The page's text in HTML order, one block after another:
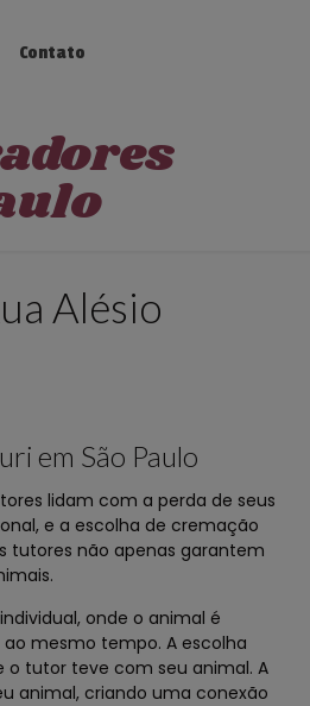
Contato
Alésio
em São Paulo
lidam com a perda de seus
e a escolha de cremação
tutores não apenas garantem
onde o animal é
mesmo tempo. A escolha
o tutor teve com seu animal. A
animal, criando uma conexão